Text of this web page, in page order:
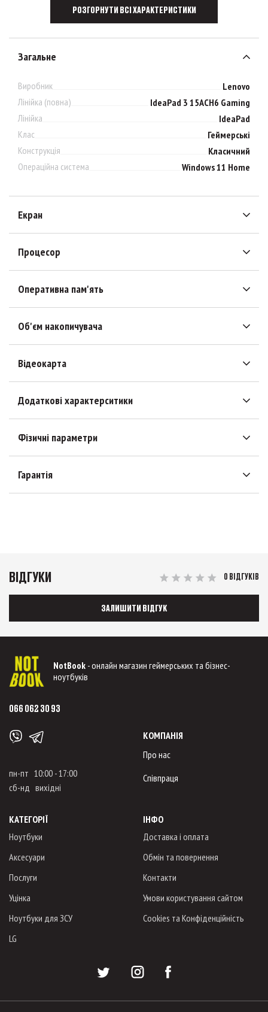
РОЗГОРНУТИ ВСІ ХАРАКТЕРИСТИКИ
Загальне
Виробник
Lenovo
Лінійка (повна)
IdeaPad 3 15ACH6 Gaming
Лінійка
IdeaPad
Клас
Геймерські
Конструкція
Класичний
Операційна система
Windows 11 Home
Екран
Процесор
Оперативна пам'ять
Об'єм накопичувача
Відеокарта
Додаткові характерситики
Фізичні параметри
Гарантія
ВІДГУКИ 0 ВІДГУКІВ
ЗАЛИШИТИ ВІДГУК
NotBook - онлайн магазин геймерських та бізнес-
ноутбуків
066 062 30 93
пн-пт 10:00 - 17:00
сб-нд вихідні
КОМПАНІЯ
Про нас
Співпраця
КАТЕГОРІЇ
Ноутбуки
Аксесуари
Послуги
Уцінка
Ноутбуки для ЗСУ
LG
ІНФО
Доставка і оплата
Обмін та повернення
Контакти
Умови користування сайтом
Cookies та Конфіденційність